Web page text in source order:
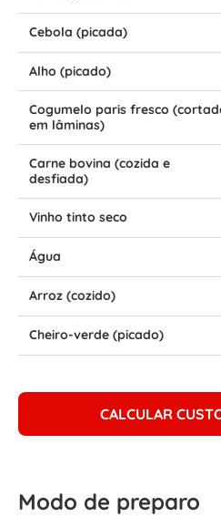
Cebola (picada)
Alho (picado)
Cogumelo paris fresco
em lâminas)
Carne bovina (cozida e
desfiada)
Vinho tinto seco
Água
Arroz (cozido)
Cheiro-verde (picado)
CALCULAR
Modo de preparo